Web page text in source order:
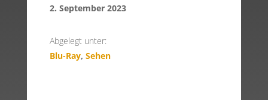
2. September 2023
Abgelegt unter:
Blu-Ray, Sehen